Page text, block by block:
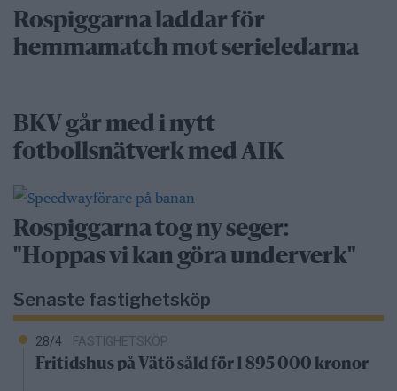
Rospiggarna laddar för
hemmamatch mot serieledarna
BKV går med i nytt
fotbollsnätverk med AIK
Rospiggarna tog ny seger:
"Hoppas vi kan göra underverk"
Senaste fastighetsköp
28/4 FASTIGHETSKÖP
Fritidshus på Vätö såld för 1 895 000 kronor